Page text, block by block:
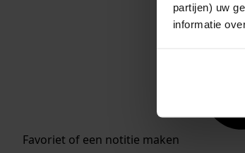
partijen) uw
informatie
Favoriet of een notitie maken